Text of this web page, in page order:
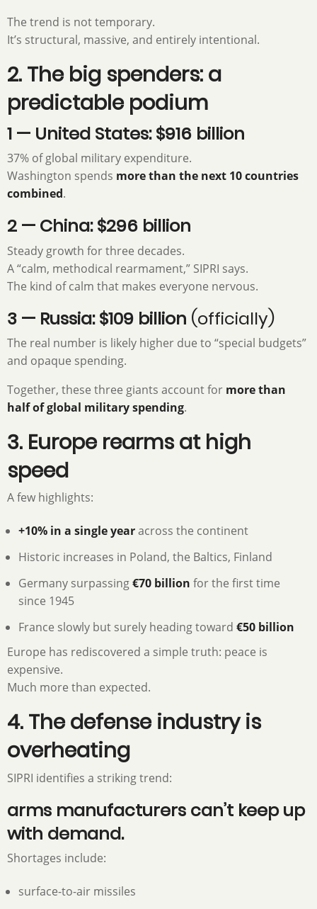
The trend is not temporary.
It’s structural, massive, and entirely intentional.
2. The big spenders: a
predictable podium
1 — United States: $916 billion
37% of global military expenditure.
Washington spends more than the next 10 countries
combined.
2 — China: $296 billion
Steady growth for three decades.
A “calm, methodical rearmament,” SIPRI says.
The kind of calm that makes everyone nervous.
3 — Russia: $109 billion (officially)
The real number is likely higher due to “special budgets”
and opaque spending.
Together, these three giants account for more than
half of global military spending.
3. Europe rearms at high
speed
A few highlights:
+10% in a single yearacross the continent
Historic increases in Poland, the Baltics, Finland
Germany surpassing€70 billion for the first time
since 1945
France slowly but surely heading toward €50 billion
Europe has rediscovered a simple truth: peace is
expensive.
Much more than expected.
4. The defense industry is
overheating
SIPRI identifies a striking trend:
arms manufacturers can’t keep up
with demand.
Shortages include:
surface-to-air missiles